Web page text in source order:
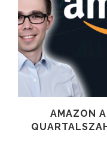
AMAZON